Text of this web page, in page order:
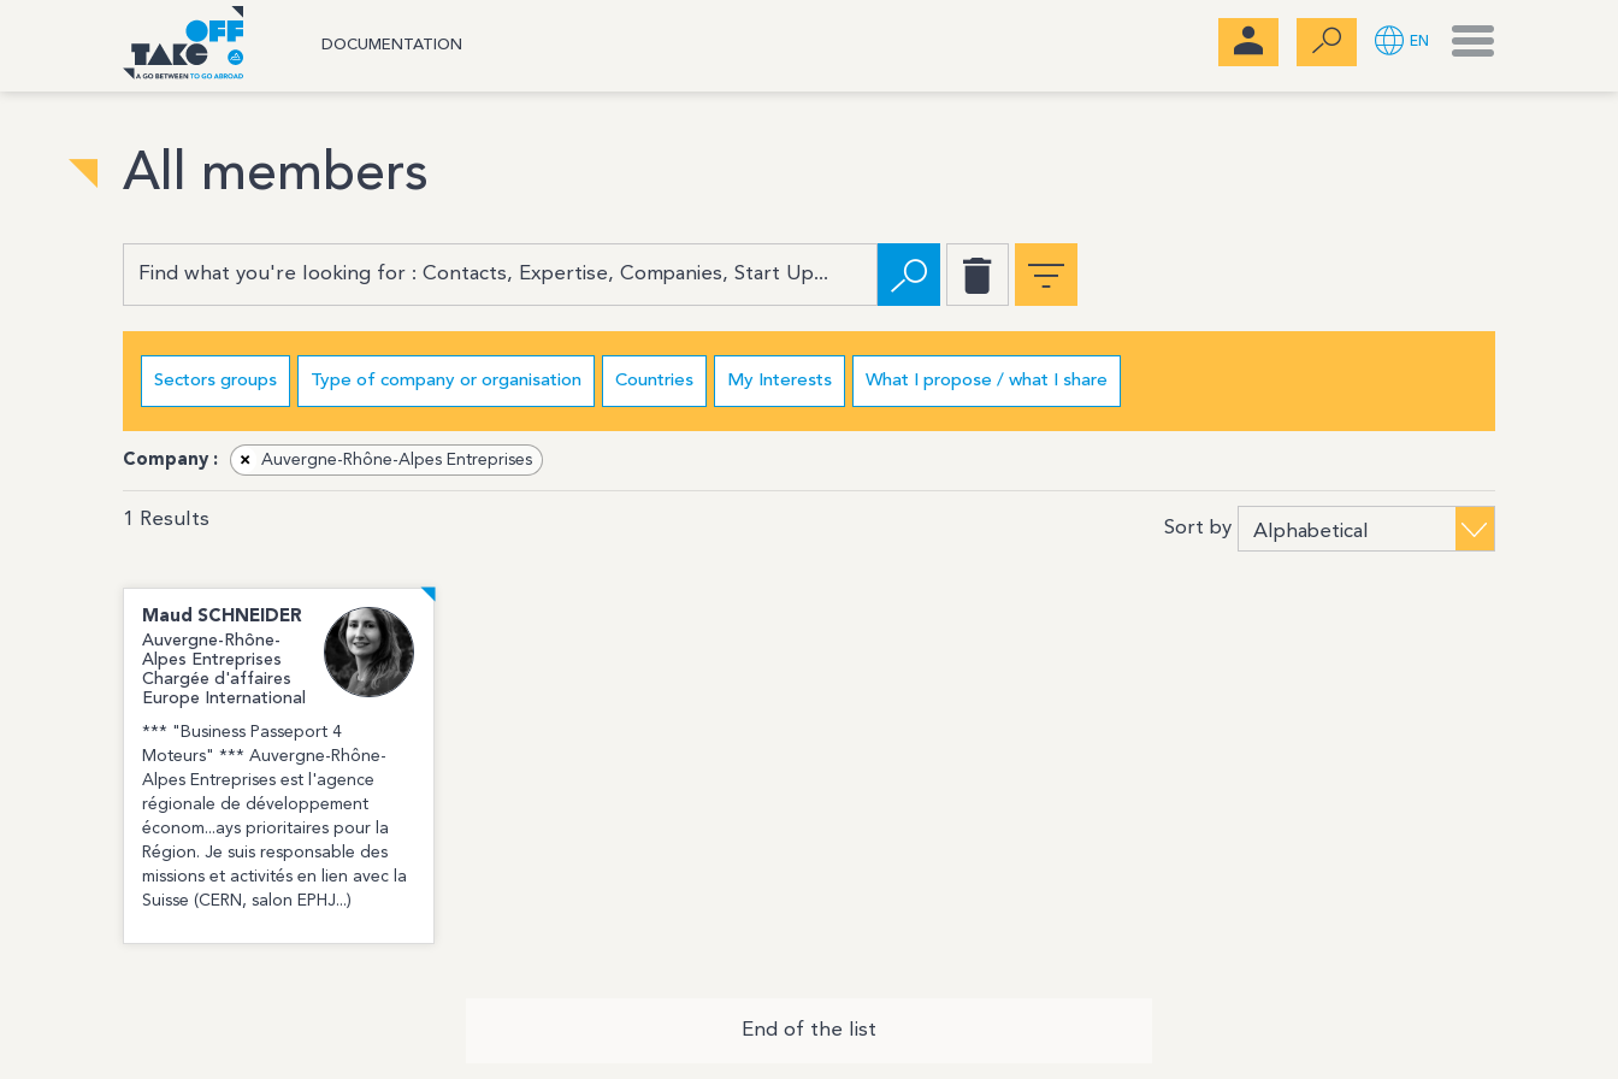
All members
Sectors groups Type of company or organisation Countries My Interests What I propose / what I share
Company : × Auvergne-Rhône-Alpes Entreprises
1 Results Sort by
Maud SCHNEIDER
Auvergne-Rhône-
Alpes Entreprises
Chargée d'affaires
Europe International
*** "Business Passeport 4
Moteurs" *** Auvergne-Rhône-
Alpes Entreprises est l'agence
régionale de développement
économ...ays prioritaires pour la
Région. Je suis responsable des
missions et activités en lien avec la
Suisse (CERN, salon EPHJ...)
End of the list
DOCUMENTATION EN Menu